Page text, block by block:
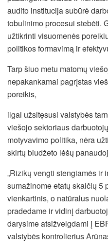
audito institucija subūrė
tobulinimo procesui stebėti.
užtikrinti visuomenės
politikos formavimą ir
Tarp šiuo metu matomų
nepakankamai pagrįstas
poreikis,
ilgai užsitęsusi valstybės
viešojo sektoriaus
motyvavimo politika, nėra
skirtų biudžeto lėšų
„Rizikų vengti stengiamės ir
sumažinome etatų skaičių 5
vienkartinis, o natūralus
pradedame ir vidinį
darysime atsižvelgdami į
valstybės kontrolierius